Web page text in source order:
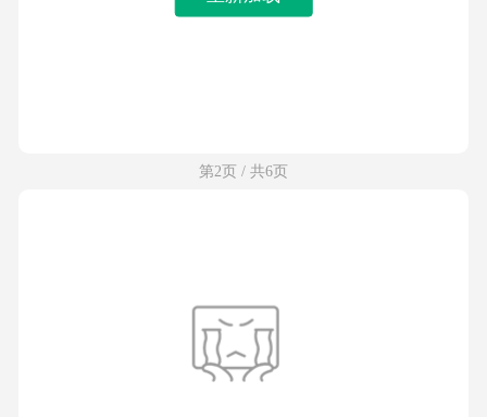
第2页 / 共6页